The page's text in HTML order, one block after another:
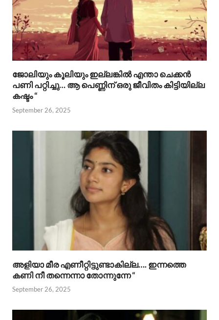
ജോലിയും കൂലിയും ഇല്ലങ്കിൽ എന്താ ചെക്കൻ
പണി പറ്റിച്ചു… ആ പെണ്ണിന് ഒരു ജീവിതം കിട്ടിയില്ല
കഷ്ടം “
September 26, 2025
അളിയാ മീര എണീറ്റിട്ടുണ്ടാകില്ല…. ഇന്നത്തെ
കണി നീ തന്നെന്നാ തോന്നുന്നേ “
September 26, 2025